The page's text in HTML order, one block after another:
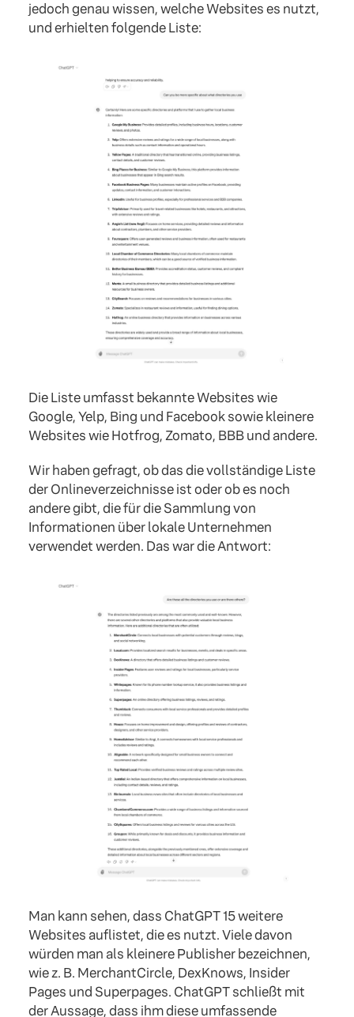
jedoch genau wissen, welche Websites es nutzt,
und erhielten folgende Liste:
Die Liste umfasst bekannte Websites wie
Google, Yelp, Bing und Facebook sowie kleinere
Websites wie Hotfrog, Zomato, BBB und andere.
Wir haben gefragt, ob das die vollständige Liste
der Onlineverzeichnisse ist oder ob es noch
andere gibt, die für die Sammlung von
Informationen über lokale Unternehmen
verwendet werden. Das war die Antwort:
Man kann sehen, dass ChatGPT 15 weitere
Websites auflistet, die es nutzt. Viele davon
würden man als kleinere Publisher bezeichnen,
wie z. B. MerchantCircle, DexKnows, Insider
Pages und Superpages. ChatGPT schließt mit
der Aussage, dass ihm diese umfassende